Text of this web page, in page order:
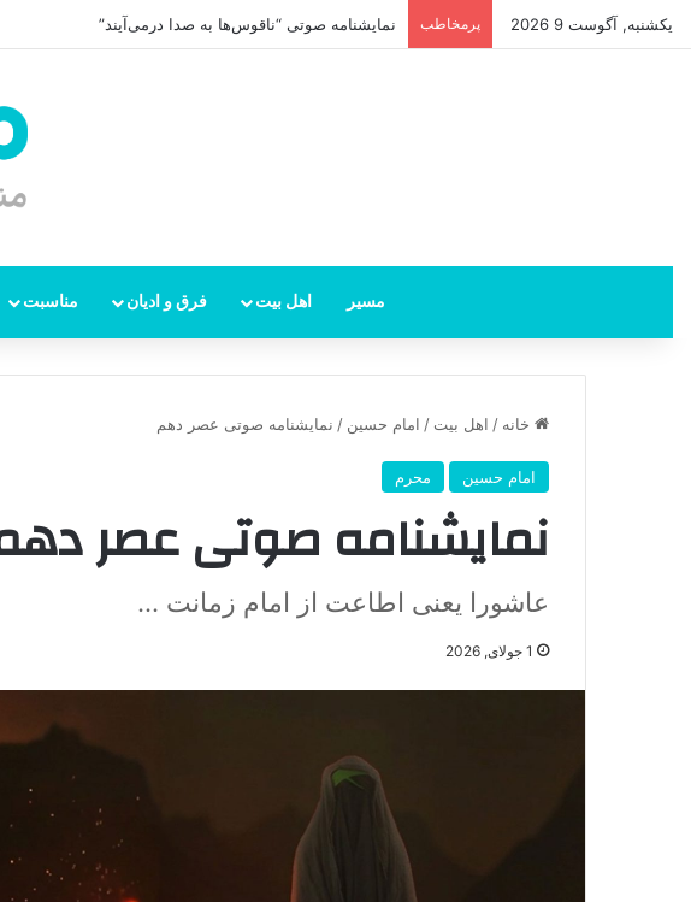
یکشنبه, آگوست 9 2026 پرمخاطب نمایشنامه صوتی “ناقوس‌ها به صدا در‌می‌آیند”
مسیر اهل بیت فرق و ادیان مناسبت
خانه / اهل بیت / امام حسین / نمایشنامه صوتی عصر دهم
امام حسین محرم
نمایشنامه صوتی عصر
عاشورا یعنی اطاعت از امام زمانت ...
1 جولای, 2026